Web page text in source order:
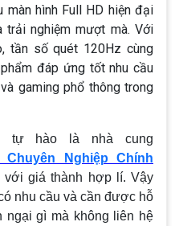
hình Full HD hiện đại
nghiệm mượt mà. Với
tần số quét 120Hz cùng
đáp ứng tốt nhu cầu
gaming phổ thông trong
tự hào là nhà cung
Chuyên Nghiệp Chính
với giá thành hợp lí. Vậy
nhu cầu và cần được hỗ
gì mà không liên hệ